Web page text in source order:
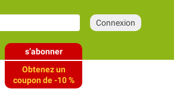
s’abonner
Obtenez un
coupon de -10 %